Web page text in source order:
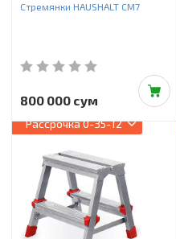
Стремянки HAUSHALT СМ7
800 000 сум
Рассрочка0-35-12